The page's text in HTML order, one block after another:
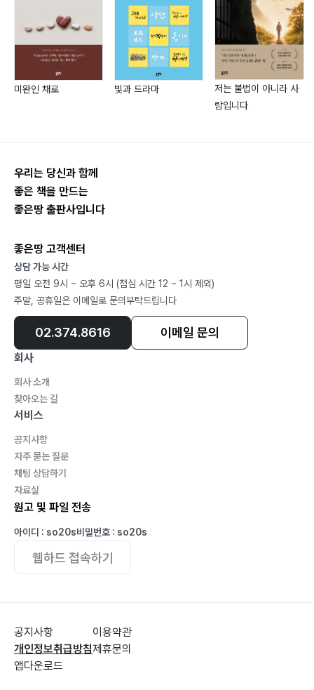
비탄력적인 존재 … 050
아깝지 않은 마음 … 051
기다려지는 사람 … 052
오늘도 너라서 … 053
기적 같은 너니까 … 054
내 꺼 할래 … 058
너라는 세상 1 … 059
너라는 세상 2 … 060
꽃에 물을 주듯 … 062
네가 곁에 있으니까 … 063
행복 저축 … 064
너만의 시간이 되어 … 066
사랑한다. 보고 싶다 … 067
너무 좋아 … 069
참 고마운 너라서 … 070
소중한 너 … 072
나의 하루 … 073
행복이 날아들었다 … 074
너도 힘든 거니? … 075
해와 달 … 076
곁에만 있어도 … 078
내 마음 … 081
너의 소소한 일상이 궁금해졌어 … 082
정(+)의 효과 … 083
미완인 채로 빛과 드라마
저는 불법이 아니라 사
람입니다
우리는 당신과 함께
좋은 책을 만드는
좋은땅 출판사입니다
좋은땅 고객센터
상담 가능 시간
평일 오전 9시 ~ 오후 6시 (점심 시간 12 ~ 1시 제외)
주말, 공휴일은 이메일로 문의부탁드립니다
02.374.8616 이메일 문의
회사
회사 소개
찾아오는 길
서비스
공지사항
자주 묻는 질문
채팅 상담하기
자료실
원고 및 파일 전송
아이디 : so20s비밀번호 : so20s
웹하드 접속하기
공지사항
개인정보취급방침
앱다운로드
이용약관
제휴문의